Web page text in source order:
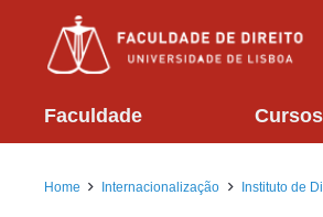
Faculdade Cursos
Home Internacionalização Instituto de